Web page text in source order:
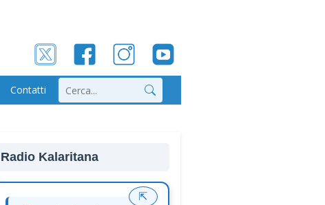
Contatti Cerca
Radio Kalaritana
⇱